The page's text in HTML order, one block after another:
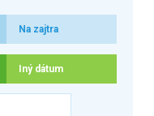
Na zajtra
Iný dátum